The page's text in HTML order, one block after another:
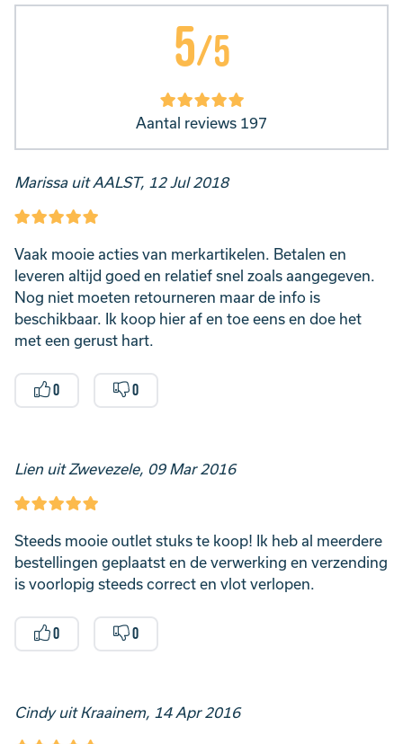
5/5
Aantal reviews 197
Marissa uit AALST, 12 Jul 2018
Vaak mooie acties van merkartikelen. Betalen en
leveren altijd goed en relatief snel zoals aangegeven.
Nog niet moeten retourneren maar de info is
beschikbaar. Ik koop hier af en toe eens en doe het
met een gerust hart.
0 0
Lien uit Zwevezele, 09 Mar 2016
Steeds mooie outlet stuks te koop! Ik heb al meerdere
bestellingen geplaatst en de verwerking en verzending
is voorlopig steeds correct en vlot verlopen.
0 0
Cindy uit Kraainem, 14 Apr 2016